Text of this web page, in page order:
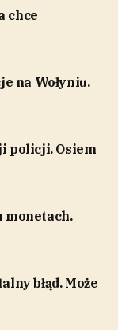
chce
na Wołyniu.
policji. Osiem
monetach.
błąd. Może